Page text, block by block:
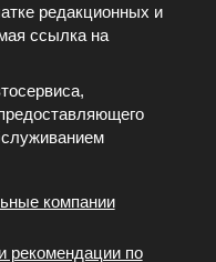
редакционных и
ссылка на
компании